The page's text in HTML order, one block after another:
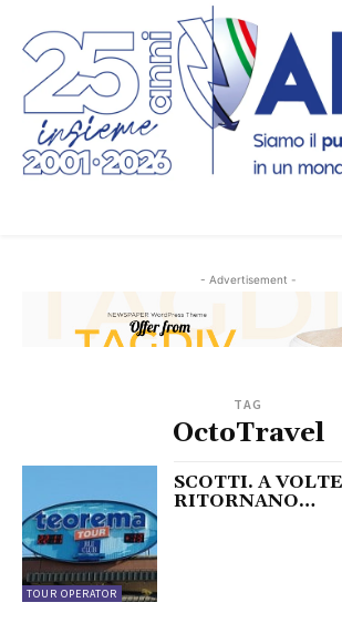
- Advertisement -
TAG
OctoTravel
TOUR OPERATOR
SCOTTI. A VOLTE
RITORNANO…